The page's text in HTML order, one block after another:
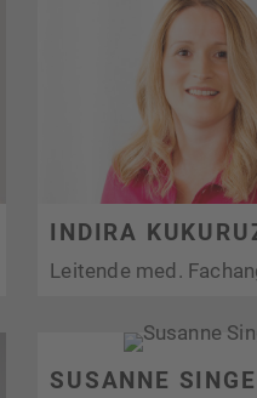
INDIRA
Leitende med.
SUSANNE